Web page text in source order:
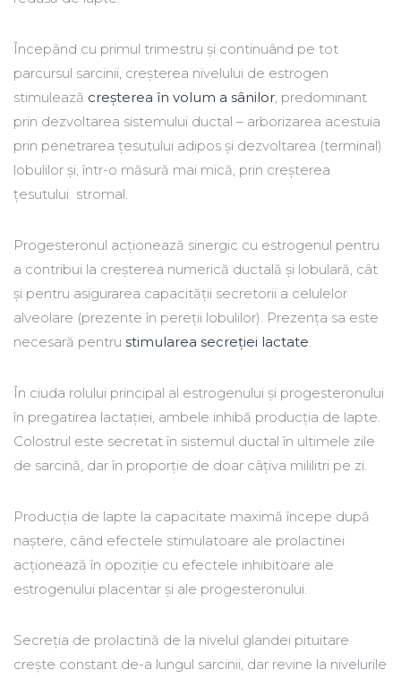
Începând cu primul trimestru și continuând pe tot
parcursul sarcinii, creșterea nivelului de estrogen
stimulează creșterea în volum a sânilor , predominant
prin dezvoltarea sistemului ductal – arborizarea acestuia
prin penetrarea țesutului adipos și dezvoltarea (terminal)
lobulilor și, într-o măsură mai mică, prin creșterea
țesutului stromal.
Progesteronul acționează sinergic cu estrogenul pentru
a contribui la creșterea numerică ductală și lobulară, cât
și pentru asigurarea capacității secretorii a celulelor
alveolare (prezente în pereții lobulilor). Prezența sa este
necesară pentru stimularea secreției lactate
În ciuda rolului principal al estrogenului și progesteronului
în pregatirea lactației, ambele inhibă producția de lapte.
Colostrul este secretat în sistemul ductal în ultimele zile
de sarcină, dar în proporție de doar câțiva mililitri pe zi.
Producția de lapte la capacitate maximă începe după
naștere, când efectele stimulatoare ale prolactinei
acționează în opoziție cu efectele inhibitoare ale
estrogenului placentar și ale progesteronului.
Secreția de prolactină de la nivelul glandei pituitare
crește constant de-a lungul sarcinii, dar revine la nivelurile